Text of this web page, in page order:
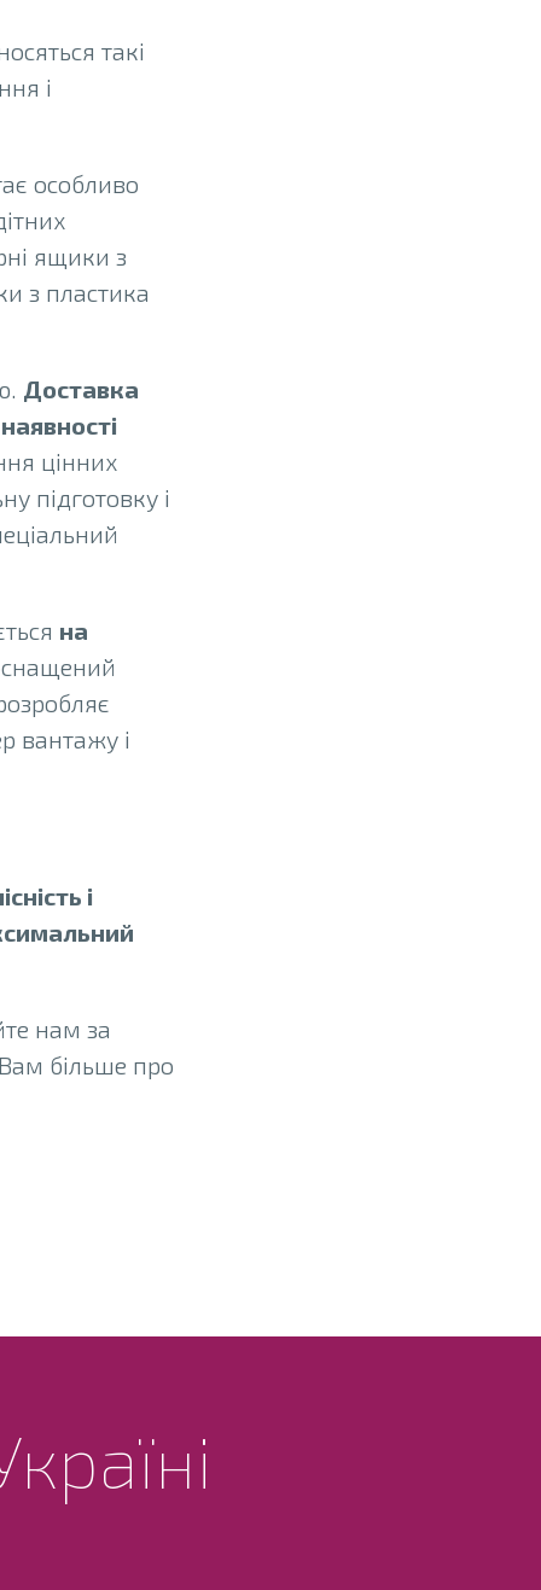
такі
і
особливо
ящики з
з пластика
Доставка
цінних
підготовку і
на
вантажу і
і
нам за
більше про